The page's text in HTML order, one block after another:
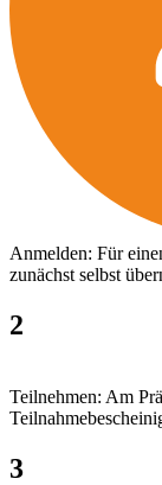
Anmelden: Für
zunächst selbst
2
Teilnehmen: Am
3